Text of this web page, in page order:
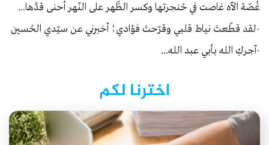
غُصّة الآه غاصت في حُنجرتها وكسر الظّهر على النّهر أحنى قدَّها...
-لقد قطّعتَ نياط قلبي وقرّحتَ فؤادي؛ أخبرني عن سيّدي الحُسين
-آجركِ الله بأبي عبد الله...
اخترنا لكم